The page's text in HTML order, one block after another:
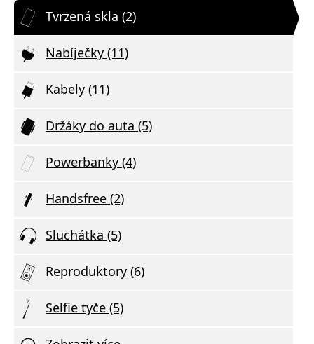
Tvrzená skla (2)
Nabíječky (11)
Kabely (11)
Držáky do auta (5)
Powerbanky (4)
Handsfree (2)
Sluchátka (5)
Reproduktory (6)
Selfie tyče (5)